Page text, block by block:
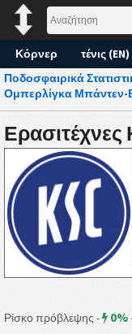
Κόρνερ τένις (EN)
Ποδοσφαιρικά
Ομπερλίγκα Μπάντεν-
Ρίσκο πρόβλεψης - 0%